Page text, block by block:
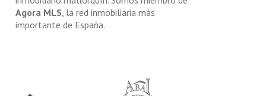
Agora MLS, la red inmobiliaria más
importante de España.